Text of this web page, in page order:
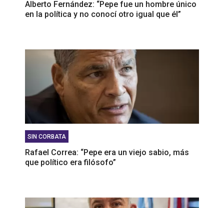
Alberto Fernández: “Pepe fue un hombre único
en la política y no conocí otro igual que él”
SIN CORBATA
Rafael Correa: “Pepe era un viejo sabio, más
que político era filósofo”